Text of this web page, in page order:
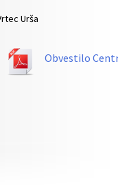
Urša
Obvestilo